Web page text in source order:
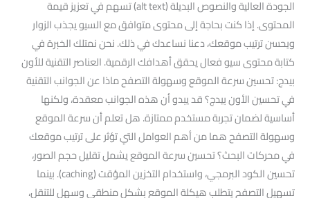
الجودة العالية والنصوص البديلة (alt text) تسهم في تعزيز قيمة
المحتوى. إذا كنت بحاجة إلى محتوى متوافق مع السيو يجذب الزوار
ويحسن ترتيب موقعك، دعنا نساعدك في ذلك. نحن نمتلك الخبرة في
كتابة محتوى سيو فعال يحقق أهدافك الرقمية. العناصر التقنية للأون
بيدج: تحسين سرعة الموقع وسهولة التصفح ماذا عن الجوانب التقنية
في تحسين الأون بيدج؟ قد يبدو أن هذه الجوانب معقدة، ولكنها
أساسية لضمان تجربة مستخدم ممتازة. هل تعلم أن سرعة الموقع
وسهولة التصفح هما من أهم العوامل التي تؤثر على ترتيب موقعك
في محركات البحث؟ تحسين سرعة الموقع يشمل تقليل حجم الصور،
تحسين الكود البرمجي، واستخدام التخزين المؤقت (caching). بينما
تسهيل التصفح يتطلب هيكلة الموقع بشكل منطقي وسهل للتنقل،